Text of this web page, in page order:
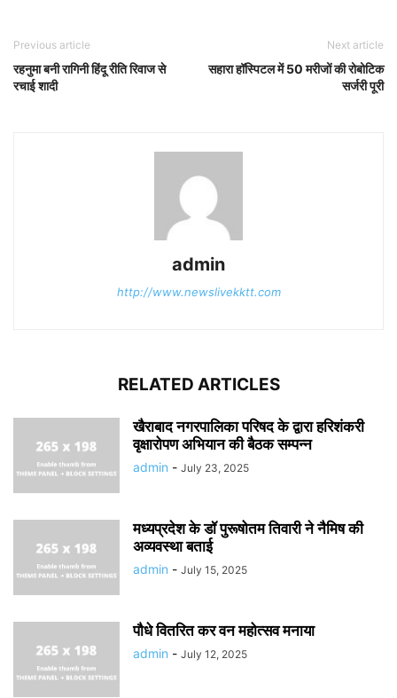
Previous article
रहनुमा बनी रागिनी हिंदू रीति रिवाज से
रचाई शादी
Next article
सहारा हॉस्पिटल में 50 मरीजों की रोबोटिक
सर्जरी पूरी
admin
http://www.newslivekktt.com
RELATED ARTICLES
खैराबाद नगरपालिका परिषद के द्वारा हरिशंकरी
वृक्षारोपण अभियान की बैठक सम्पन्न
admin - July 23, 2025
मध्यप्रदेश के डॉ पुरूषोतम तिवारी ने नैमिष की
अव्यवस्था बताई
admin - July 15, 2025
पौधे वितरित कर वन महोत्सव मनाया
admin - July 12, 2025